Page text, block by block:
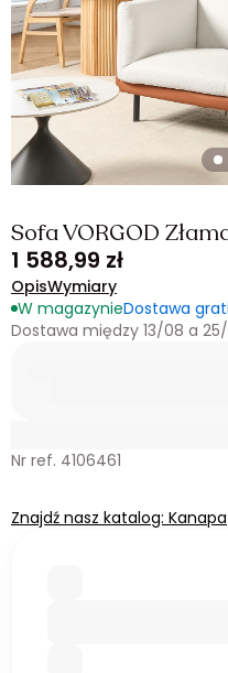
Sofa VORGOD
1 588,99 zł
OpisWymiary
W magazynieDostawa
Dostawa między 13/08 a
Nr ref. 4106461
Znajdź nasz katalog: Kanapa